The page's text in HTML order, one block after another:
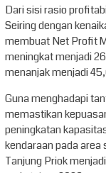
Dari sisi rasio
Seiring dengan
membuat Net Profit
meningkat menjadi
menanjak menjadi
Guna menghadapi
memastikan
peningkatan
kendaraan pada area
Tanjung Priok